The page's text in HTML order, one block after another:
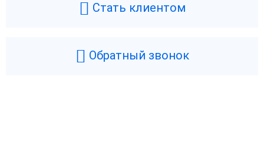
Стать клиентом
Обратный звонок